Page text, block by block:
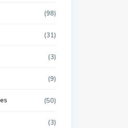
(98)
(31)
(3)
(9)
(50)
(3)